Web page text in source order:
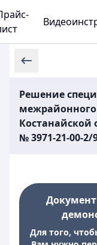
Решение
межрайонного
Костанайской
№ 3971-21-00-2/
Для того,